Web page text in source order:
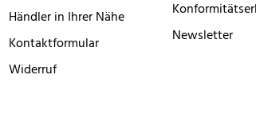
Händler in Ihrer Nähe
Kontaktformular
Widerruf
Newsletter